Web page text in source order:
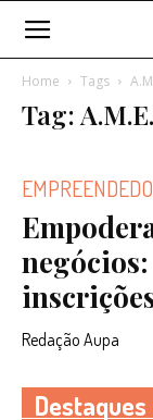
Home Tags
Tag:
negócios:
Redação Aupa